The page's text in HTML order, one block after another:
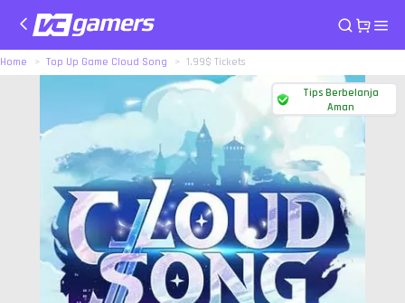
Home Top Up Game Cloud Song 1.99$ Tickets
Tips Berbelanja
Aman